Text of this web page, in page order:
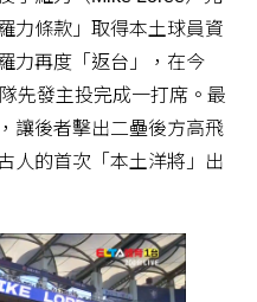
力條款」取得本土球員資
力再度「返台」，在今
先發主投完成一打席。最
讓後者擊出二壘後方高飛
人的首次「本土洋將」出